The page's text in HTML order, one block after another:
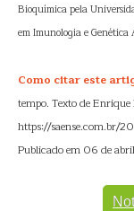
Bioquímica pela
em Imunologia e
Como citar este
tempo. Texto de
https://saense.com.br/
Publicado em 06 de